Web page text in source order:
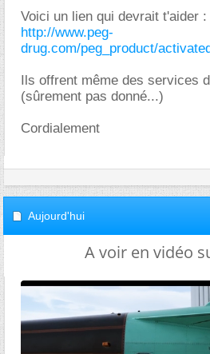
Voici un lien qui devrait t'aider :
http://www.peg-
drug.com/peg_product/
Ils offrent même des services
(sûrement pas donné...)
Cordialement
Aujourd'hui
A voir en vidéo